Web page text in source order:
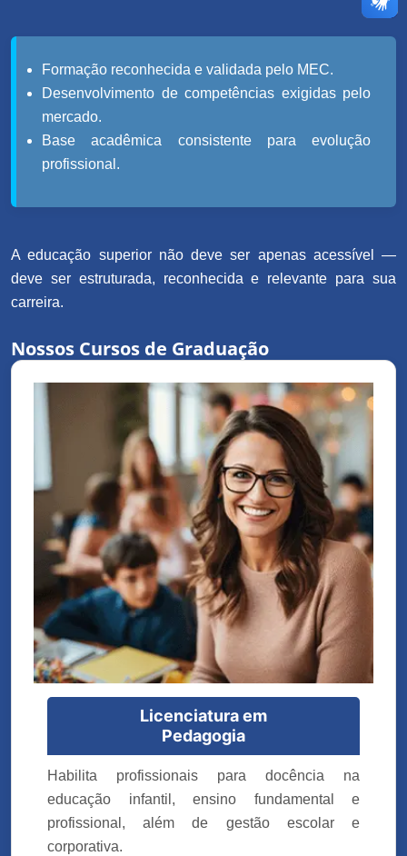
Formação reconhecida e validada pelo MEC.
Desenvolvimento de competências exigidas pelo
mercado.
Base acadêmica consistente para evolução
profissional.
A educação superior não deve ser apenas acessível —
deve ser estruturada, reconhecida e relevante para sua
carreira.
Nossos Cursos de Graduação
Licenciatura em
Pedagogia
Habilita profissionais para docência na
educação infantil, ensino fundamental e
profissional, além de gestão escolar e
corporativa.